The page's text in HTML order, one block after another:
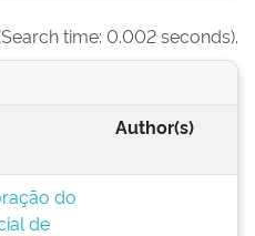
time: 0.002 seconds).
Author(s)
do
de